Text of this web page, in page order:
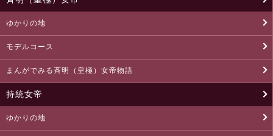
ゆかりの地
モデルコース
まんがでみる斉明（皇極）女帝物語
持統女帝
ゆかりの地